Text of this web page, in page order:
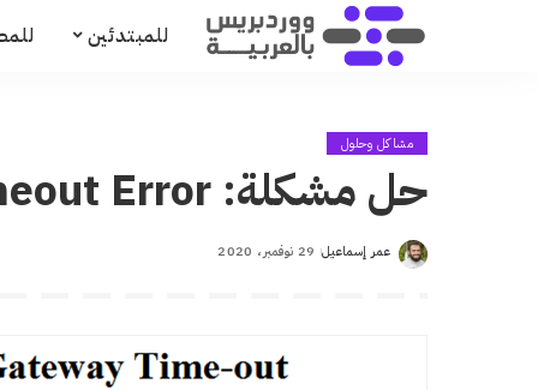
للمبتدئين
مشاكل وحلول
حل مشكلة: Gateway Timeout Error
Posted
عمر إسماعيل 29 نوفمبر، 2020